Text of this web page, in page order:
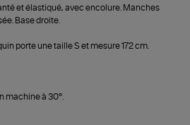
et élastiqué, avec encolure. Manches
Base droite.
porte une taille S et mesure 172 cm.
machine à 30°.